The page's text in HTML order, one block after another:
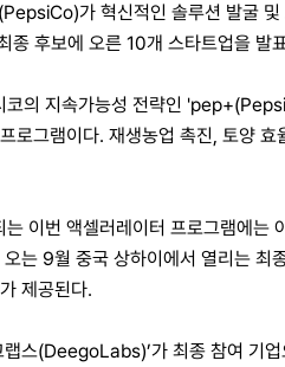
가 혁신적인 솔루션 발굴
후보에 오른 10개 스타트업을 발
코의 지속가능성 전략인
로그램이다. 재생농업 촉진, 토양
이번 액셀러레이터 프로그램에
는 9월 중국 상하이에서 열리는
제공된다.
랩스(DeegoLabs)’가 최종 참여 기